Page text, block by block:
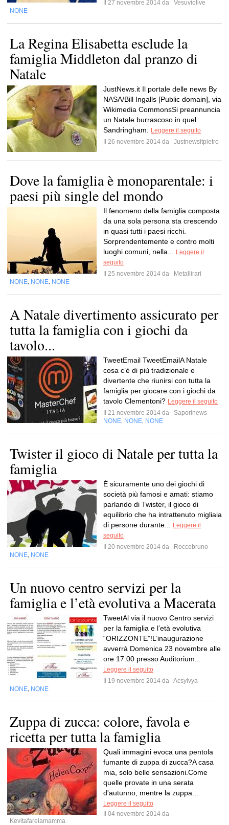
Il 27 novembre 2014 da
Vesuviolive
NONE
La Regina Elisabetta esclude la
famiglia Middleton dal pranzo di
Natale
JustNews.it Il portale delle news By
NASA/Bill Ingalls [Public domain], via
Wikimedia CommonsSi preannuncia
un Natale burrascoso in quel
Sandringham.
Leggere il seguito
Il 26 novembre 2014 da
Justnewsitpietro
Dove la famiglia è monoparentale: i
paesi più single del mondo
Il fenomeno della famiglia composta
da una sola persona sta crescendo
in quasi tutti i paesi ricchi.
Sorprendentemente e contro molti
luoghi comuni, nella...
Leggere il
seguito
Il 25 novembre 2014 da
Metallirari
NONE NONE NONE
A Natale divertimento assicurato per
tutta la famiglia con i giochi da
tavolo...
TweetEmail TweetEmailA Natale
cosa c’è di più tradizionale e
divertente che riunirsi con tutta la
famiglia per giocare con i giochi da
tavolo Clementoni? Leggere il seguito
Il 21 novembre 2014 da
Saporinews
NONE NONE NONE
Twister il gioco di Natale per tutta la
famiglia
È sicuramente uno dei giochi di
società più famosi e amati: stiamo
parlando di Twister, il gioco di
equilibrio che ha intrattenuto migliaia
di persone durante...
Leggere il
seguito
Il 20 novembre 2014 da
Roccobruno
NONE NONE
Un nuovo centro servizi per la
famiglia e l’età evolutiva a Macerata
TweetAl via il nuovo Centro servizi
per la famiglia e l’età evolutiva
“ORIZZONTE”!L’inaugurazione
avverrà Domenica 23 novembre alle
ore 17.00 presso Auditorium...
Leggere il seguito
Il 19 novembre 2014 da Acsylvya
NONE NONE
Zuppa di zucca: colore, favola e
ricetta per tutta la famiglia
Quali immagini evoca una pentola
fumante di zuppa di zucca?A casa
mia, solo belle sensazioni.Come
quelle provate in una serata
d'autunno, mentre la zuppa...
Leggere il seguito
Il 04 novembre 2014 da
Kevitafarelamamma